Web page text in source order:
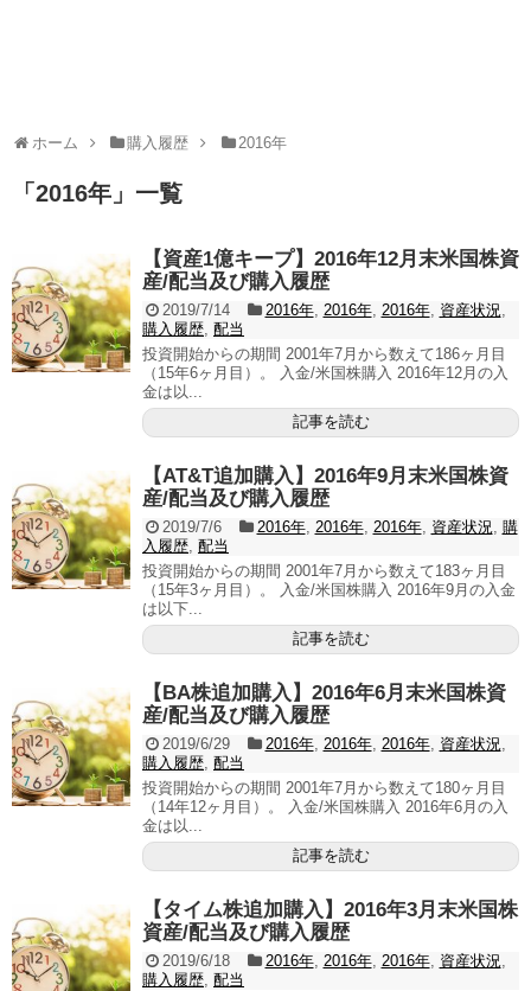
ホーム 購入履歴 2016年
「 2016年 」 一覧
【資産1億キープ】2016年12月末米国株資
産/配当及び購入履歴
2019/7/14 2016年, 2016年, 2016年, 資産状況,
購入履歴, 配当
投資開始からの期間 2001年7月から数えて186ヶ月目
（15年6ヶ月目）。 入金/米国株購入 2016年12月の入
金は以...
記事を読む
【AT&T追加購入】2016年9月末米国株資
産/配当及び購入履歴
2019/7/6 2016年, 2016年, 2016年, 資産状況, 購
入履歴, 配当
投資開始からの期間 2001年7月から数えて183ヶ月目
（15年3ヶ月目）。 入金/米国株購入 2016年9月の入金
は以下...
記事を読む
【BA株追加購入】2016年6月末米国株資
産/配当及び購入履歴
2019/6/29 2016年, 2016年, 2016年, 資産状況,
購入履歴, 配当
投資開始からの期間 2001年7月から数えて180ヶ月目
（14年12ヶ月目）。 入金/米国株購入 2016年6月の入
金は以...
記事を読む
【タイム株追加購入】2016年3月末米国株
資産/配当及び購入履歴
2019/6/18 2016年, 2016年, 2016年, 資産状況,
購入履歴, 配当